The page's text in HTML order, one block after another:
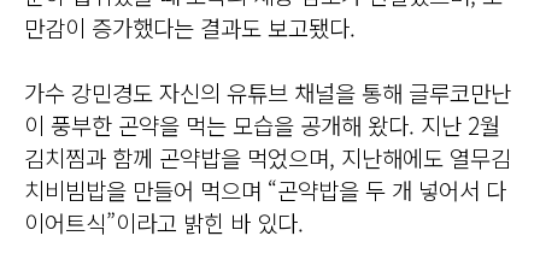
만감이 증가했다는 결과도 보고됐다.
가수 강민경도 자신의 유튜브 채널을 통해 글루코만난
이 풍부한 곤약을 먹는 모습을 공개해 왔다. 지난 2월
김치찜과 함께 곤약밥을 먹었으며, 지난해에도 열무김
치비빔밥을 만들어 먹으며 “곤약밥을 두 개 넣어서 다
이어트식”이라고 밝힌 바 있다.